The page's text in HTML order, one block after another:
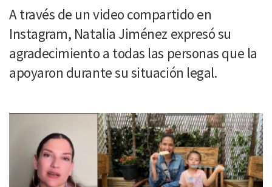
A través de un video compartido en
Instagram, Natalia Jiménez expresó su
agradecimiento a todas las personas que la
apoyaron durante su situación legal.